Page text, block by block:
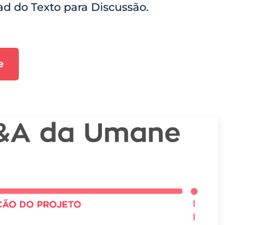
do Texto para Discussão.